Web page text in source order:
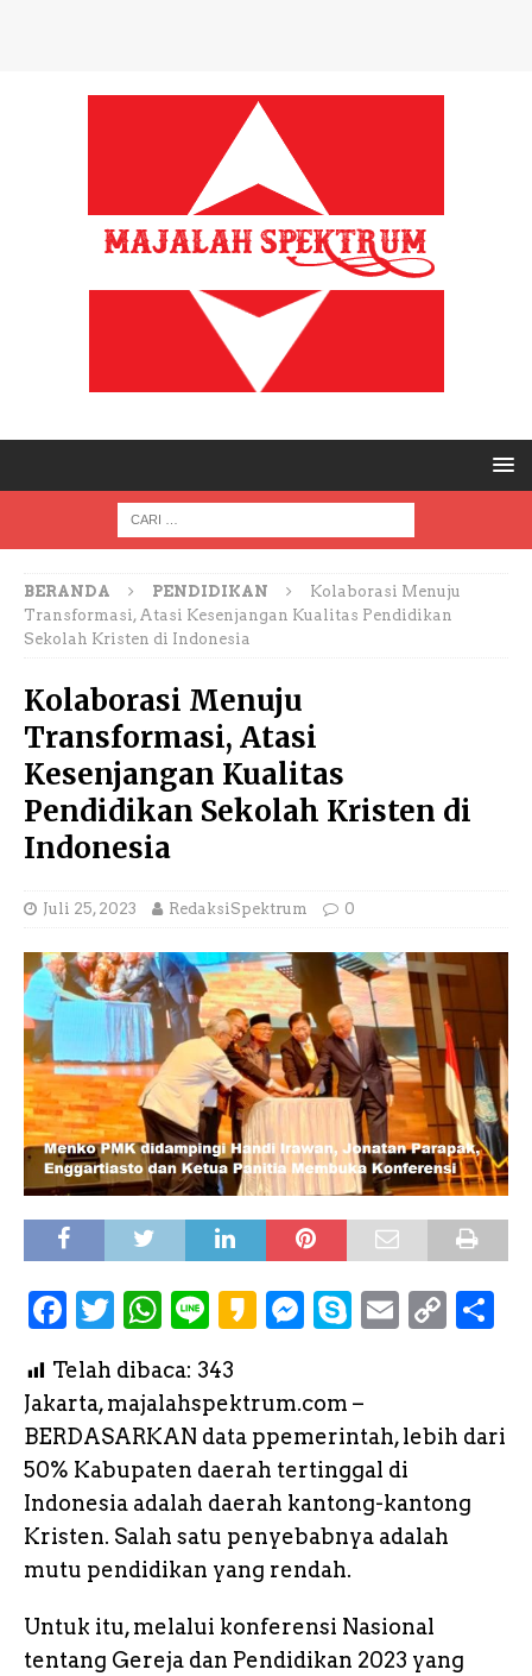
BERANDA PENDIDIKAN
Kolaborasi Menuju
Transformasi, Atasi Kesenjangan Kualitas Pendidikan
Sekolah Kristen di Indonesia
Kolaborasi Menuju
Transformasi, Atasi
Kesenjangan Kualitas
Pendidikan Sekolah Kristen di
Indonesia
Juli 25, 2023 RedaksiSpektrum 0
F
c
e
b
o
o
k
T
it
te
r
W
a
ts
A
p
p
L
n
e
K
a
o
M
s
e
n
g
e
r
S
p
e
E
il
C
y
i
n
r
Telah dibaca: 343
Jakarta, majalahspektrum.com –
BERDASARKAN data ppemerintah, lebih dari
50% Kabupaten daerah tertinggal di
Indonesia adalah daerah kantong-kantong
Kristen. Salah satu penyebabnya adalah
mutu pendidikan yang rendah.
Untuk itu, melalui konferensi Nasional
tentang Gereja dan Pendidikan 2023 yang